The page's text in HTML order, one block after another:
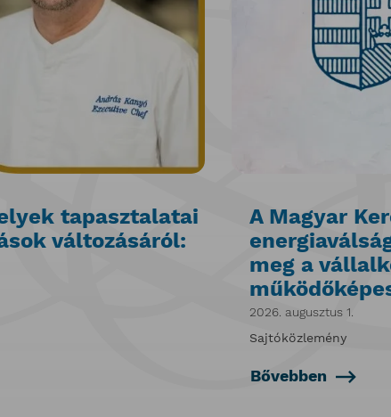
tapasztalatai
változásáról:
A Magyar
meg a
2026. augusztus 1.
Sajtóközlemény
Bővebben